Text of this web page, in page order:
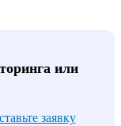
или
заявку